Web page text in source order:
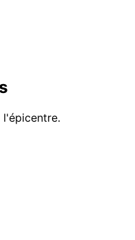
l'épicentre.